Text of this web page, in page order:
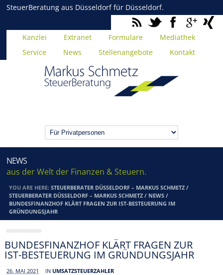
SteuerBeratung aus Düsseldorf für Düsseldorf.
Kanzlei Extranet Formulare
Mediathek
Service
News Stellenangebote Kontakt
NEWS
aus der Welt der Finanzen & Steuern.
YOU ARE HERE:STEUERBERATER DÜSSELDORF – MARKUS SCHMETZ /
STEUERBERATER DÜSSELDORF – MARKUS SCHMETZ / NEWS /
BUNDESFINANZHOF KLÄRT FRAGEN ZUR IST-BESTEUERUNG IM
GRÜNDUNGSJAHR
BUNDESFINANZHOF KLÄRT FRAGEN ZUR
IST-BESTEUERUNG IM GRÜNDUNGSJAHR
26. MAI 2021 IN UMSATZSTEUERZAHLER